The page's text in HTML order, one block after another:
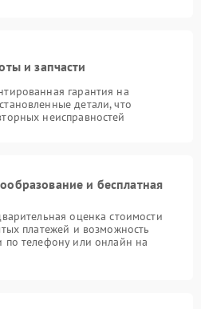
и запчасти
гарантия на
детали, что
неисправностей
и бесплатная
оценка стоимости
платежей и возможность
по телефону или онлайн на